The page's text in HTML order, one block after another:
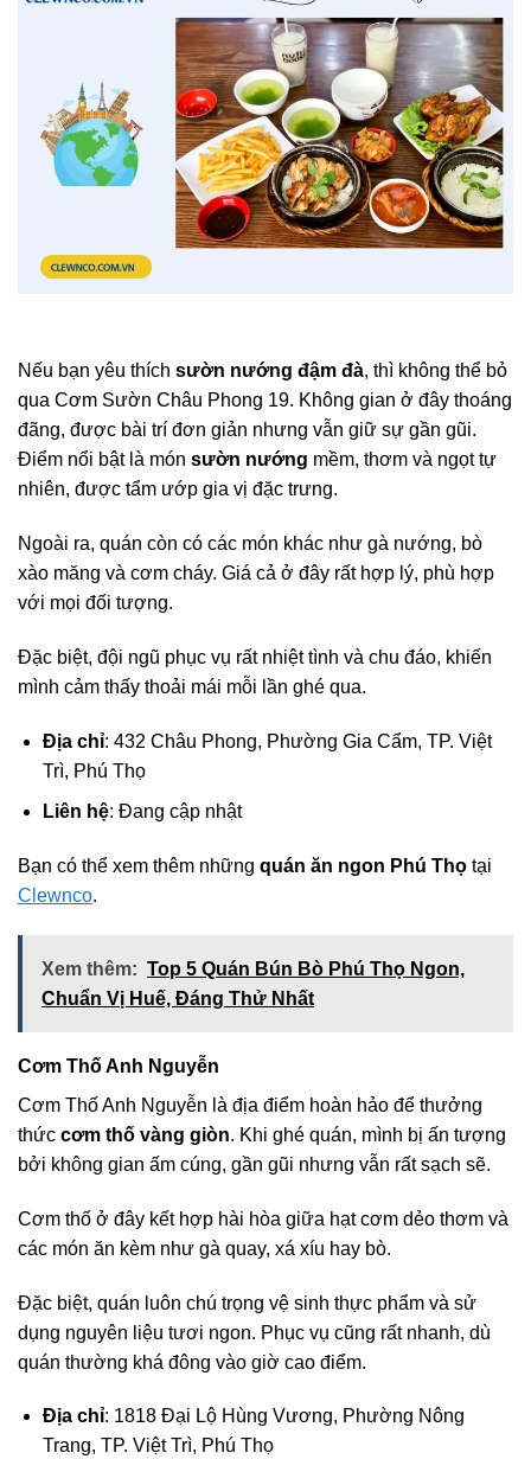
Nếu bạn yêu thích sườn nướng đậm đà, thì không thể bỏ
qua Cơm Sườn Châu Phong 19. Không gian ở đây thoáng
đãng, được bài trí đơn giản nhưng vẫn giữ sự gần gũi.
Điểm nổi bật là món sườn nướng mềm, thơm và ngọt tự
nhiên, được tẩm ướp gia vị đặc trưng.
Ngoài ra, quán còn có các món khác như gà nướng, bò
xào măng và cơm cháy. Giá cả ở đây rất hợp lý, phù hợp
với mọi đối tượng.
Đặc biệt, đội ngũ phục vụ rất nhiệt tình và chu đáo, khiến
mình cảm thấy thoải mái mỗi lần ghé qua.
Địa chỉ: 432 Châu Phong, Phường Gia Cẩm, TP. Việt
Trì, Phú Thọ
Liên hệ: Đang cập nhật
Bạn có thể xem thêm những quán ăn ngon Phú Thọ tại
Clewnco.
Xem thêm: Top 5 Quán Bún Bò Phú Thọ Ngon,
Chuẩn Vị Huế, Đáng Thử Nhất
Cơm Thố Anh Nguyễn
Cơm Thố Anh Nguyễn là địa điểm hoàn hảo để thưởng
thức cơm thố vàng giòn. Khi ghé quán, mình bị ấn tượng
bởi không gian ấm cúng, gần gũi nhưng vẫn rất sạch sẽ.
Cơm thố ở đây kết hợp hài hòa giữa hạt cơm dẻo thơm và
các món ăn kèm như gà quay, xá xíu hay bò.
Đặc biệt, quán luôn chú trọng vệ sinh thực phẩm và sử
dụng nguyên liệu tươi ngon. Phục vụ cũng rất nhanh, dù
quán thường khá đông vào giờ cao điểm.
Địa chỉ: 1818 Đại Lộ Hùng Vương, Phường Nông
Trang, TP. Việt Trì, Phú Thọ